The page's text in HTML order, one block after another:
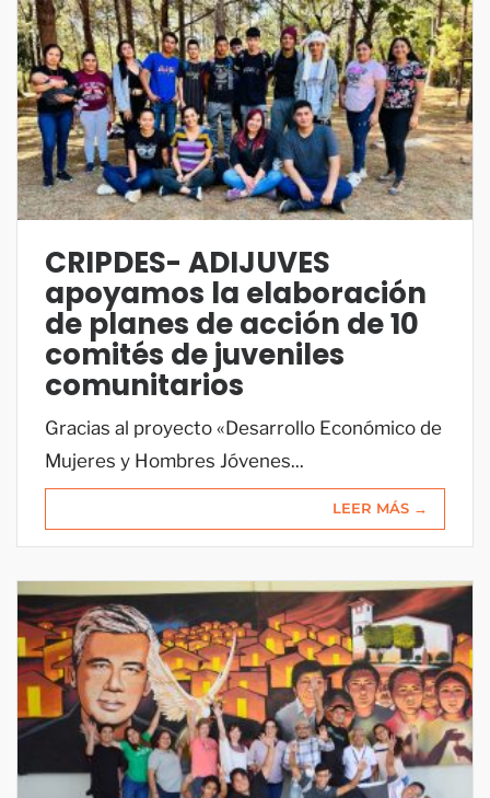
CRIPDES- ADIJUVES
apoyamos la elaboración
de planes de acción de 10
comités de juveniles
comunitarios
Gracias al proyecto «Desarrollo Económico de
Mujeres y Hombres Jóvenes...
LEER MÁS →